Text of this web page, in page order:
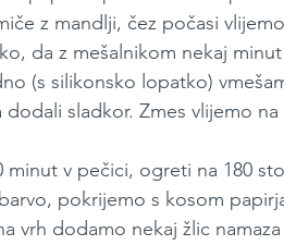
z mandlji, čez počasi
da z mešalnikom nekaj
(s silikonsko lopatko)
sladkor. Zmes vlijemo
minut v pečici, ogreti na 180
pokrijemo s kosom
vrh dodamo nekaj žlic